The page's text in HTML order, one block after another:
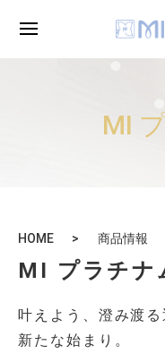
MI
HOME 商品情報
MI プラチナ
叶えよう、澄み渡
新たな始まり。